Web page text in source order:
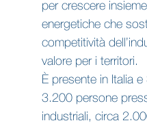
per crescere
energetiche che
competitività
valore per i territori.
È presente in Italia
3.200 persone
industriali, circa